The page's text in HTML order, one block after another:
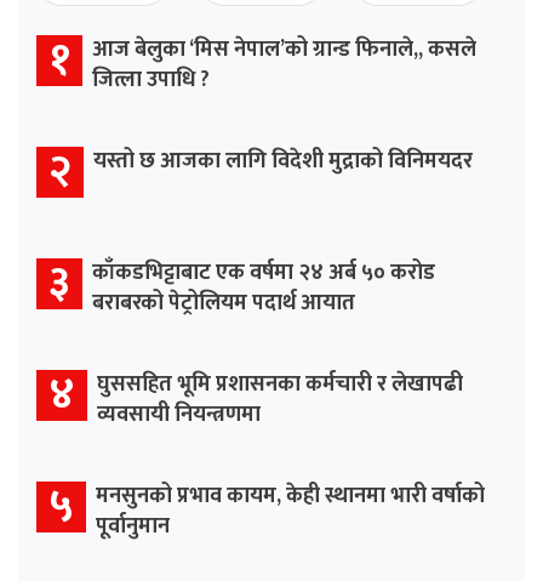
१ आज बेलुका ‘मिस नेपाल’को ग्रान्ड फिनाले,, कसले
जित्ला उपाधि ?
२ यस्तो छ आजका लागि विदेशी मुद्राको विनिमयदर
३ काँकडभिट्टाबाट एक वर्षमा २४ अर्ब ५० करोड
बराबरको पेट्रोलियम पदार्थ आयात
४ घुससहित भूमि प्रशासनका कर्मचारी र लेखापढी
व्यवसायी नियन्त्रणमा
५ मनसुनको प्रभाव कायम, केही स्थानमा भारी वर्षाको
पूर्वानुमान